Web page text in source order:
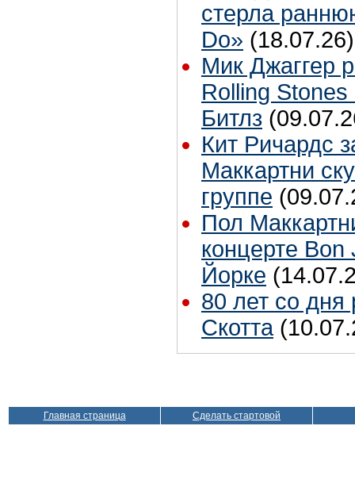
стерла
Do» (18.07.26)
Мик Джаггер
Rolling Stones
Битлз
Кит Ричардс
Маккартни
группе
Пол
концерте
Йорке
80 лет со
Скотта
Главная страница Сделать стартовой